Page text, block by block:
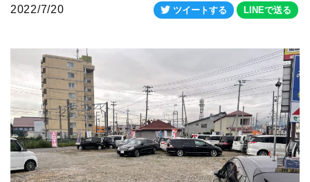
2022/7/20 ツイートする LINEで送る